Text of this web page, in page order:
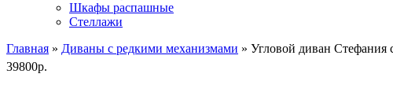
Шкафы распашные
Стеллажи
Главная » Диваны с редкими механизмами » Угловой диван Стефания
39800р.